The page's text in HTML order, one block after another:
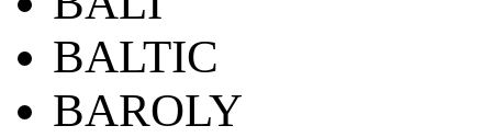
BALTIC
BAROLY